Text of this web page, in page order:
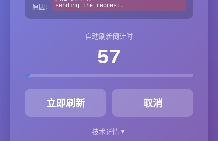
原因:
sending the request.
自动刷新倒计时
57
立即刷新 取消
技术详情▼